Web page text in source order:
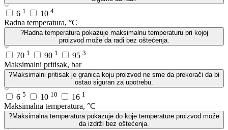
6 1 10 4
Radna temperatura, °C
?Radna temperatura pokazuje maksimalnu temperaturu pri kojoj
proizvod može da radi bez oštećenja.
70 1 90 1 95 3
Maksimalni pritisak, bar
?Maksimalni pritisak je granica koju proizvod ne sme da prekorači da bi
ostao siguran za upotrebu.
6 5 10 10 16 1
Maksimalna temperatura, °C
?Maksimalna temperatura pokazuje do koje temperature proizvod može
da izdrži bez oštećenja.